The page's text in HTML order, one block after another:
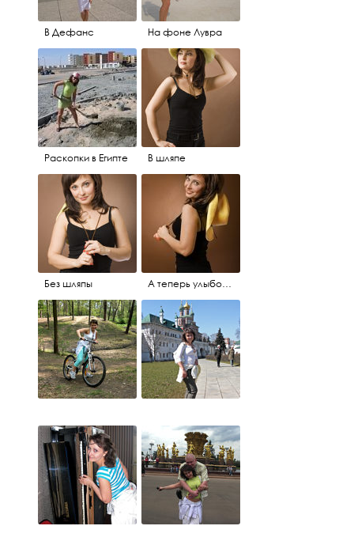
В Дефанс На фоне Лувра
Раскопки в Египте В шляпе
Без шляпы А теперь улыбочку...